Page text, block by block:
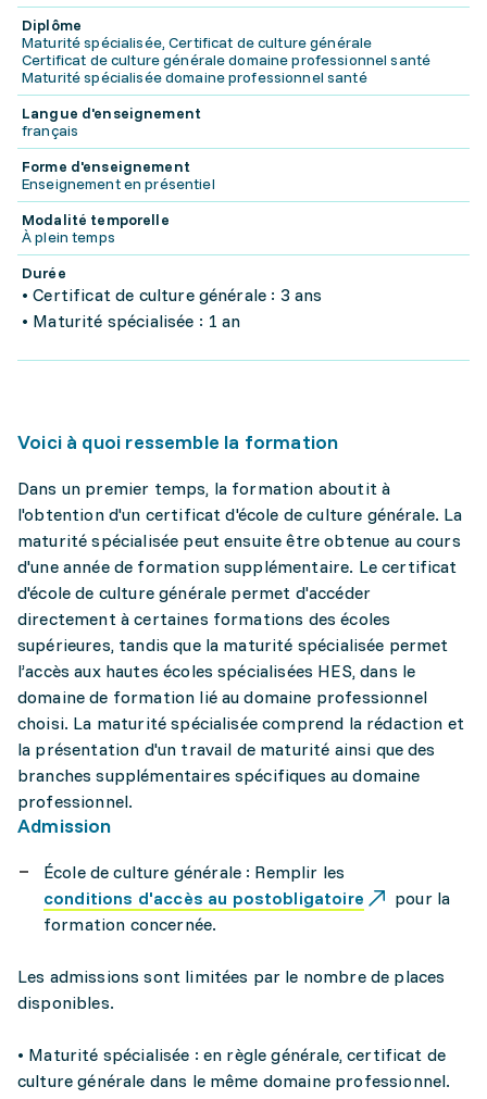
Diplôme
Maturité spécialisée, Certificat de culture générale
Certificat de culture générale domaine professionnel santé
Maturité spécialisée domaine professionnel santé
Langue d'enseignement
français
Forme d'enseignement
Enseignement en présentiel
Modalité temporelle
À plein temps
Durée
• Certificat de culture générale : 3 ans
• Maturité spécialisée : 1 an
Voici à quoi ressemble la formation
Dans un premier temps, la formation aboutit à
l'obtention d'un certificat d'école de culture générale. La
maturité spécialisée peut ensuite être obtenue au cours
d'une année de formation supplémentaire. Le certificat
d'école de culture générale permet d'accéder
directement à certaines formations des écoles
supérieures, tandis que la maturité spécialisée permet
l’accès aux hautes écoles spécialisées HES, dans le
domaine de formation lié au domaine professionnel
choisi. La maturité spécialisée comprend la rédaction et
la présentation d'un travail de maturité ainsi que des
branches supplémentaires spécifiques au domaine
professionnel.
Admission
École de culture générale : Remplir les
conditions d'accès au postobligatoire
pour la
formation concernée.
Les admissions sont limitées par le nombre de places
disponibles.
• Maturité spécialisée : en règle générale, certificat de
culture générale dans le même domaine professionnel.